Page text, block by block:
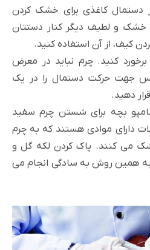
دستمال کاغذی برای خشک کردن
خشک و لطیف دیگر کنار دستتان
کیف، از آن استفاده کنید.
کنید. چرم نباید در معرض
جهت حرکت دستمال را در یک
دهید.
بچه برای شستن چرم سفید
دارای موادی هستند که به چرم
می کنند. پاک کردن لکه گل و
همین روش به سادگی انجام می